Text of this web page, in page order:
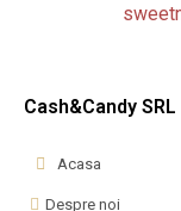
Cash&Candy SRL
Acasa
Despre noi